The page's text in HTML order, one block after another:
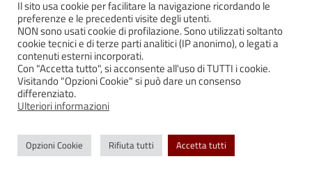
Servizio di tempo potenziato – Quattro
Castella 2026/2027
Servizio post scuola e servizio integrato
Puianello 2026/2027
Trasporti
Il sito usa cookie per facilitare la navigazione ricordando le
preferenze e le precedenti visite degli utenti.
NON sono usati cookie di profilazione. Sono utilizzati soltanto
cookie tecnici e di terze parti analitici (IP anonimo), o legati a
contenuti esterni incorporati.
Con "Accetta tutto", si acconsente all'uso di TUTTI i cookie.
Visitando "Opzioni Cookie" si può dare un consenso
differenziato.
Ulteriori informazioni
Opzioni Cookie Rifiuta tutti Accetta tutti